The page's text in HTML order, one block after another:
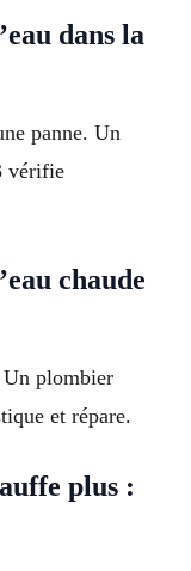
dans la
panne. Un
vérifie
chaude
Un plombier
et répare.
plus :